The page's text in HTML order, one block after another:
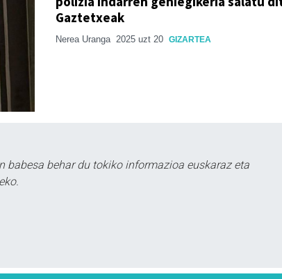
Gaztetxeak
Nerea Uranga 2025 uzt 20 GIZARTEA
babesa behar du tokiko informazioa euskaraz eta